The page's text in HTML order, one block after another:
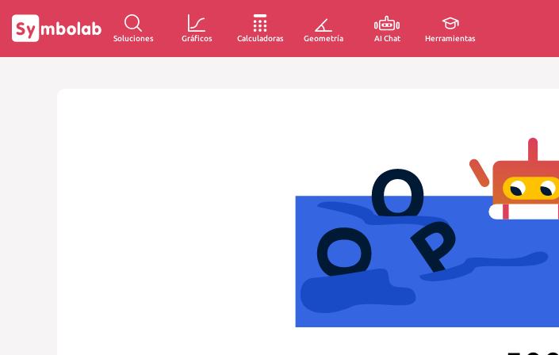
Soluciones Gráficos Calculadoras Geometría AI Chat Herramientas